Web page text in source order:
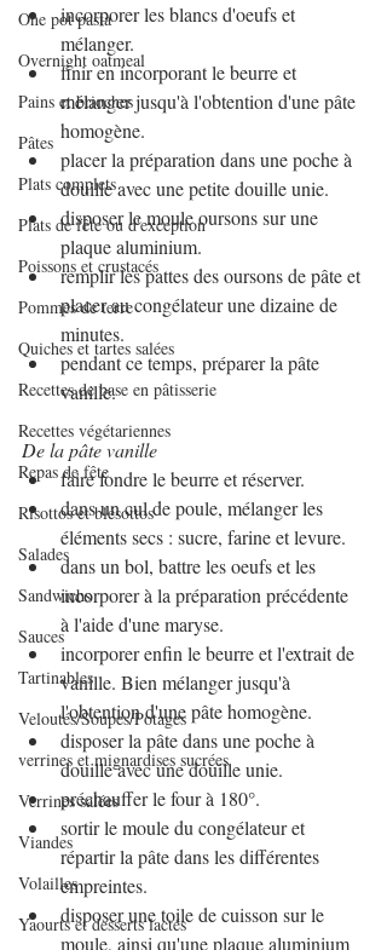
One pot pasta
Overnight oatmeal
Pains et brioches
Pâtes
Plats complets
Plats de fête ou d'exception
Poissons et crustacés
Pommes de terre
Quiches et tartes salées
Recettes de base en pâtisserie
Recettes végétariennes
Repas de fête
Risottos et blésottos
Salades
Sandwichs
Sauces
Tartinables
Veloutés/Soupes/Potages
verrines et mignardises sucrées
Verrines salées
Viandes
Volailles
Yaourts et desserts lactés
incorporer les blancs d'oeufs et
mélanger.
finir en incorporant le beurre et
mélanger jusqu'à l'obtention d'une pâte
homogène.
placer la préparation dans une poche à
douille avec une petite douille unie.
disposer le moule oursons sur une
plaque aluminium.
remplir les pattes des oursons de pâte et
placer au congélateur une dizaine de
minutes.
pendant ce temps, préparer la pâte
vanille.
De la pâte vanille
faire fondre le beurre et réserver.
dans un cul de poule, mélanger les
éléments secs : sucre, farine et levure.
dans un bol, battre les oeufs et les
incorporer à la préparation précédente
à l'aide d'une maryse.
incorporer enfin le beurre et l'extrait de
vanille. Bien mélanger jusqu'à
l'obtention d'une pâte homogène.
disposer la pâte dans une poche à
douille avec une douille unie.
préchauffer le four à 180°.
sortir le moule du congélateur et
répartir la pâte dans les différentes
empreintes.
disposer une toile de cuisson sur le
moule, ainsi qu'une plaque aluminium